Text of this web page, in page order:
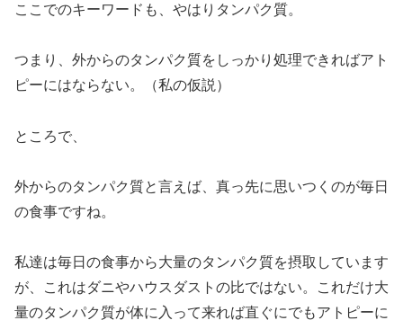
ここでのキーワードも、やはりタンパク質。
つまり、外からのタンパク質をしっかり処理できればアト
ピーにはならない。（私の仮説）
ところで、
外からのタンパク質と言えば、真っ先に思いつくのが毎日
の食事ですね。
私達は毎日の食事から大量のタンパク質を摂取しています
が、これはダニやハウスダストの比ではない。これだけ大
量のタンパク質が体に入って来れば直ぐにでもアトピーに